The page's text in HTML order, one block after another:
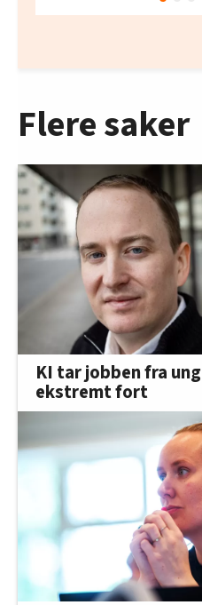
Flere saker
KI tar jobben fra
ekstremt fort